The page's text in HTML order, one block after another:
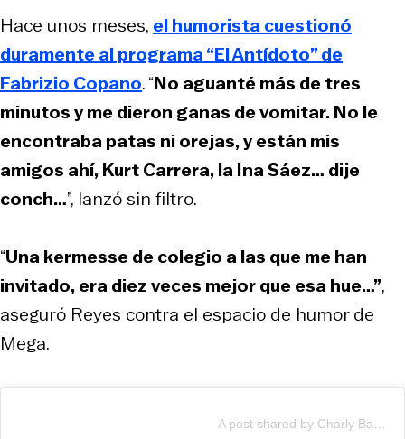
Hace unos meses, el humorista cuestionó
duramente al programa “El Antídoto” de
Fabrizio Copano. “No aguanté más de tres
minutos y me dieron ganas de vomitar. No le
encontraba patas ni orejas, y están mis
amigos ahí, Kurt Carrera, la Ina Sáez… dije
conch…”, lanzó sin filtro.
“Una kermesse de colegio a las que me han
invitado, era diez veces mejor que esa hue…”,
aseguró Reyes contra el espacio de humor de
Mega.